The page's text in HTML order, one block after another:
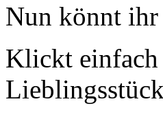
Nun könnt ihr
Klickt einfach